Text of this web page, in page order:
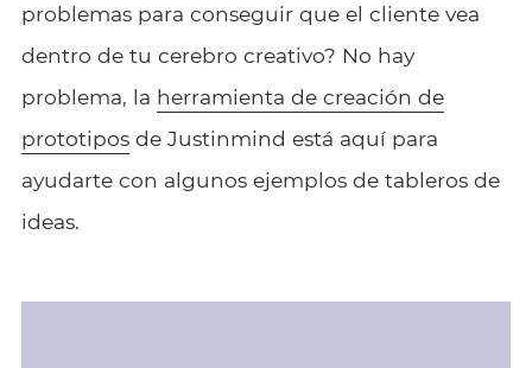
problemas para conseguir que el cliente vea
dentro de tu cerebro creativo? No hay
problema, la herramienta de creación de
prototiposde Justinmind está aquí para
ayudarte con algunos ejemplos de tableros de
ideas.